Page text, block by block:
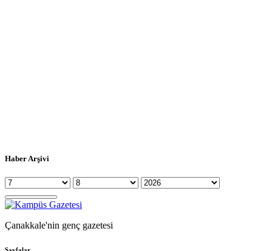
Haber Arşivi
Çanakkale'nin genç gazetesi